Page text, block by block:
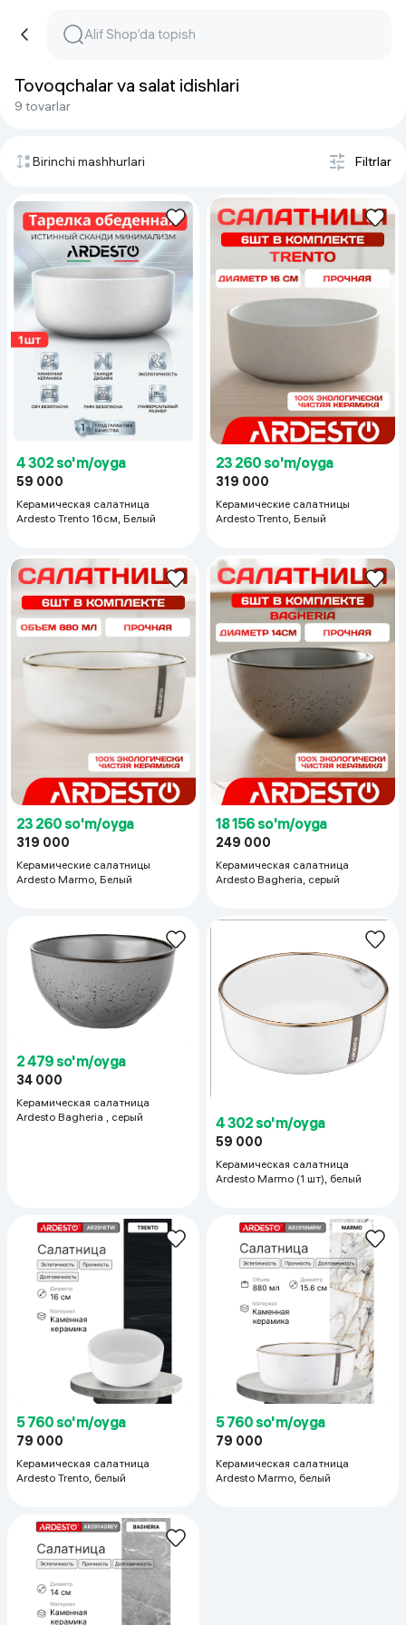
Tovoqchalar va salat idishlari
9 tovarlar
Birinchi mashhurlari Filtrlar
4 302 so'm/oyga
59 000
Керамическая салатница
Ardesto Trento 16см, Белый
23 260 so'm/oyga
319 000
Керамические салатницы
Ardesto Trento, Белый
23 260 so'm/oyga
319 000
Керамические салатницы
Ardesto Marmo, Белый
18 156 so'm/oyga
249 000
Керамическая салатница
Ardesto Bagheria, серый
2 479 so'm/oyga
34 000
Керамическая салатница
Ardesto Bagheria , серый
4 302 so'm/oyga
59 000
Керамическая салатница
Ardesto Marmo (1 шт), белый
5 760 so'm/oyga
79 000
Керамическая салатница
Ardesto Trento, белый
5 760 so'm/oyga
79 000
Керамическая салатница
Ardesto Marmo, белый